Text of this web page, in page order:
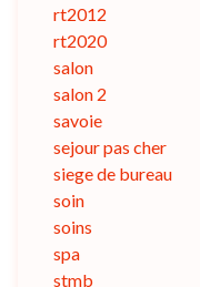
rt2012
rt2020
salon
salon 2
savoie
sejour pas cher
siege de bureau
soin
soins
spa
stmb